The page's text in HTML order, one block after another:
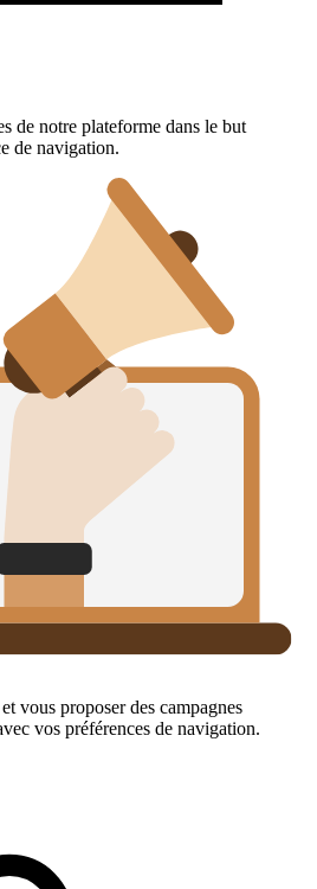
de notre plateforme dans le but
de navigation.
vous proposer des campagnes
vos préférences de navigation.